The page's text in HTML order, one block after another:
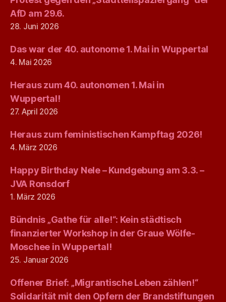
AfD am 29.6.
28. Juni 2026
Das war der 40. autonome 1. Mai in Wuppertal
4. Mai 2026
Heraus zum 40. autonomen 1. Mai in
Wuppertal!
27. April 2026
Heraus zum feministischen Kampftag 2026!
4. März 2026
Happy Birthday Nele – Kundgebung am 3.3. –
JVA Ronsdorf
1. März 2026
Bündnis „Gathe für alle!“: Kein städtisch
finanzierter Workshop in der Graue Wölfe-
Moschee in Wuppertal!
25. Januar 2026
Offener Brief: „Migrantische Leben zählen!“
Solidarität mit den Opfern der Brandstiftungen